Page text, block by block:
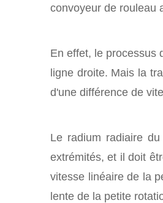
convoyeur de rouleau
En effet, le processus
ligne droite. Mais la
d'une différence de
Le radium radiaire
extrémités, et il doit
vitesse linéaire de la
lente de la petite